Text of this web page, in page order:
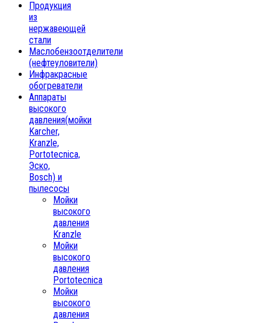
Продукция
из
нержавеющей
стали
Маслобензоотделители
(нефтеуловители)
Инфракрасные
обогреватели
Аппараты
высокого
давления(мойки
Karcher,
Kranzle,
Portotecnica,
Эско,
Bosch) и
пылесосы
Мойки
высокого
давления
Kranzle
Мойки
высокого
давления
Portotecnica
Мойки
высокого
давления